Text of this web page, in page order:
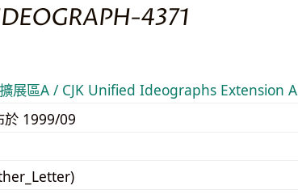
4371
擴展區A / CJK Unified Ideographs Extension A
於 1999/09